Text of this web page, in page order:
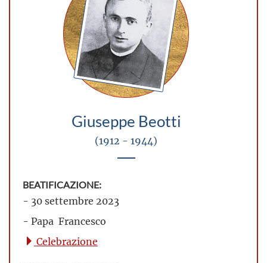
Giuseppe Beotti
(1912 - 1944)
BEATIFICAZIONE:
- 30 settembre 2023
- Papa Francesco
Celebrazione